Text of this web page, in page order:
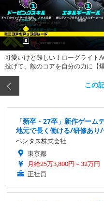
可愛いけど難しい！ローグライト
投げて、敵のコアを自分の力に【爆
この
「新卒・27卒」新作ゲー
地元で長く働ける/研修あり
ベンタス株式会社
東京都
月給25万3,800円～32万円
正社員